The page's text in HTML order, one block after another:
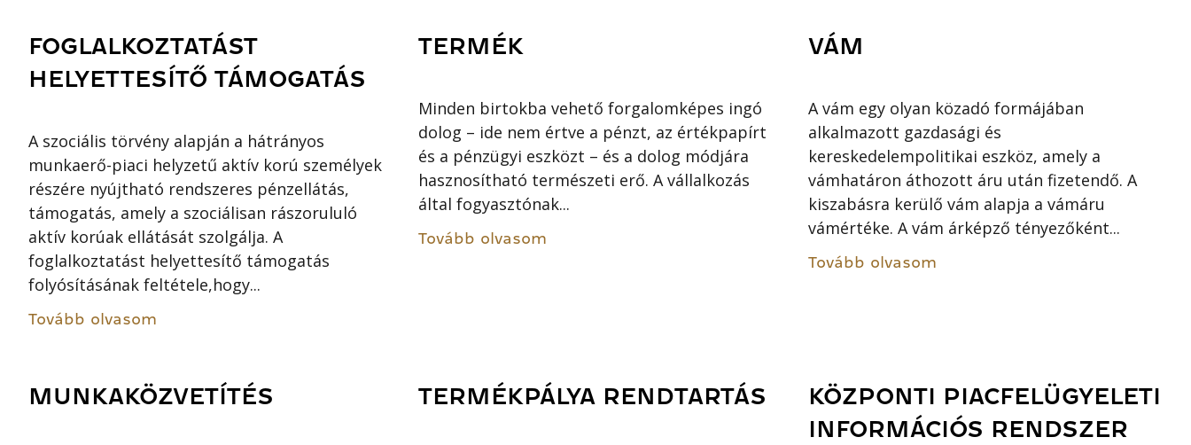
FOGLALKOZTATÁST
HELYETTESÍTŐ TÁMOGATÁS
A szociális törvény alapján a hátrányos
munkaerő-piaci helyzetű aktív korú személyek
részére nyújtható rendszeres pénzellátás,
támogatás, amely a szociálisan rászorululó
aktív korúak ellátását szolgálja. A
foglalkoztatást helyettesítő támogatás
folyósításának feltétele,hogy...
Tovább olvasom
TERMÉK
Minden birtokba vehető forgalomképes ingó
dolog – ide nem értve a pénzt, az értékpapírt
és a pénzügyi eszközt – és a dolog módjára
hasznosítható természeti erő. A vállalkozás
által fogyasztónak...
Tovább olvasom
VÁM
A vám egy olyan közadó formájában
alkalmazott gazdasági és
kereskedelempolitikai eszköz, amely a
vámhatáron áthozott áru után fizetendő. A
kiszabásra kerülő vám alapja a vámáru
vámértéke. A vám árképző tényezőként...
Tovább olvasom
MUNKAKÖZVETÍTÉS TERMÉKPÁLYA RENDTARTÁS
KÖZPONTI PIACFELÜGYELETI
INFORMÁCIÓS RENDSZER